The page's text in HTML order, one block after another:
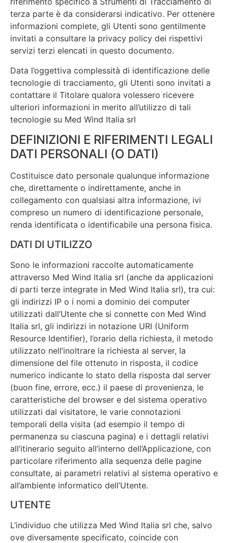
terza parte è da considerarsi indicativo. Per ottenere
informazioni complete, gli Utenti sono gentilmente
invitati a consultare la privacy policy dei rispettivi
servizi terzi elencati in questo documento.
Data l’oggettiva complessità di identificazione delle
tecnologie di tracciamento, gli Utenti sono invitati a
contattare il Titolare qualora volessero ricevere
ulteriori informazioni in merito all’utilizzo di tali
tecnologie su Med Wind Italia srl
DEFINIZIONI E RIFERIMENTI LEGALI
DATI PERSONALI (O DATI)
Costituisce dato personale qualunque informazione
che, direttamente o indirettamente, anche in
collegamento con qualsiasi altra informazione, ivi
compreso un numero di identificazione personale,
renda identificata o identificabile una persona fisica.
DATI DI UTILIZZO
Sono le informazioni raccolte automaticamente
attraverso Med Wind Italia srl (anche da applicazioni
di parti terze integrate in Med Wind Italia srl), tra cui:
gli indirizzi IP o i nomi a dominio dei computer
utilizzati dall’Utente che si connette con Med Wind
Italia srl, gli indirizzi in notazione URI (Uniform
Resource Identifier), l’orario della richiesta, il metodo
utilizzato nell’inoltrare la richiesta al server, la
dimensione del file ottenuto in risposta, il codice
numerico indicante lo stato della risposta dal server
(buon fine, errore, ecc.) il paese di provenienza, le
caratteristiche del browser e del sistema operativo
utilizzati dal visitatore, le varie connotazioni
temporali della visita (ad esempio il tempo di
permanenza su ciascuna pagina) e i dettagli relativi
all’itinerario seguito all’interno dell’Applicazione, con
particolare riferimento alla sequenza delle pagine
consultate, ai parametri relativi al sistema operativo e
all’ambiente informatico dell’Utente.
UTENTE
L’individuo che utilizza Med Wind Italia srl che, salvo
ove diversamente specificato, coincide con